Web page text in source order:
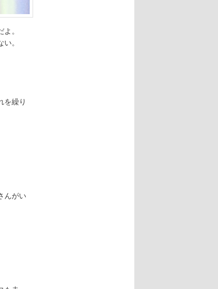
。
。
を繰り
んがい